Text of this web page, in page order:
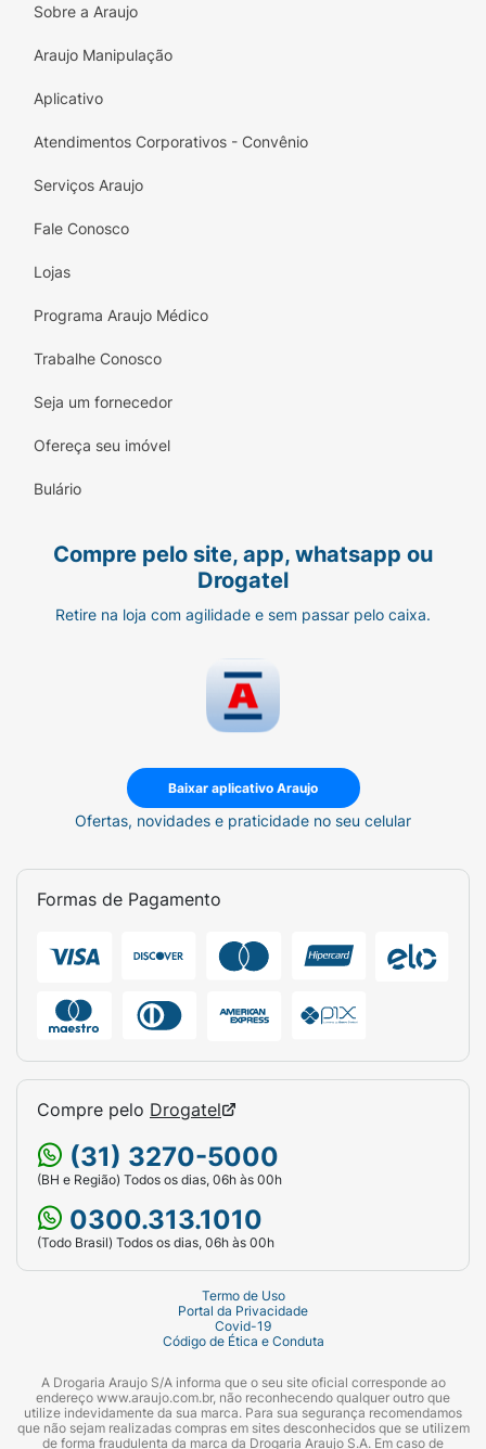
Sobre a Araujo
Araujo Manipulação
Aplicativo
Atendimentos Corporativos - Convênio
Serviços Araujo
Fale Conosco
Lojas
Programa Araujo Médico
Trabalhe Conosco
Seja um fornecedor
Ofereça seu imóvel
Bulário
Compre pelo site, app, whatsapp ou
Drogatel
Retire na loja com agilidade e sem passar pelo caixa.
Baixar aplicativo Araujo
Ofertas, novidades e praticidade no seu celular
Formas de Pagamento
Compre pelo Drogatel
(31) 3270-5000
(BH e Região) Todos os dias, 06h às 00h
0300.313.1010
(Todo Brasil) Todos os dias, 06h às 00h
Termo de Uso
Portal da Privacidade
Covid-19
Código de Ética e Conduta
A Drogaria Araujo S/A informa que o seu site oficial corresponde ao
endereço www.araujo.com.br, não reconhecendo qualquer outro que
utilize indevidamente da sua marca. Para sua segurança recomendamos
que não sejam realizadas compras em sites desconhecidos que se utilizem
de forma fraudulenta da marca da Drogaria Araujo S.A. Em caso de